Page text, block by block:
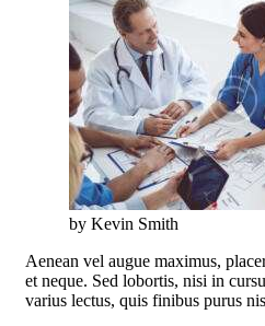
by Kevin Smith
Aenean vel augue maximus,
et neque. Sed lobortis, nisi in
varius lectus, quis finibus purus